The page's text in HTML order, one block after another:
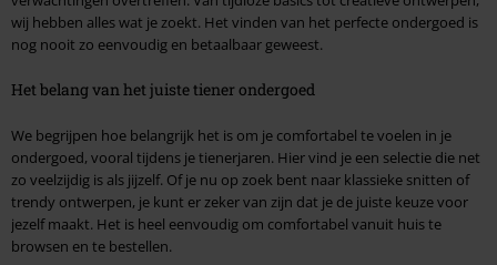
wij hebben alles wat je zoekt. Het vinden van het perfecte ondergoed is
nog nooit zo eenvoudig en betaalbaar geweest.
Het belang van het juiste tiener ondergoed
We begrijpen hoe belangrijk het is om je comfortabel te voelen in je
ondergoed, vooral tijdens je tienerjaren. Hier vind je een selectie die net
zo veelzijdig is als jijzelf. Of je nu op zoek bent naar klassieke snitten of
trendy ontwerpen, je kunt er zeker van zijn dat je de juiste keuze voor
jezelf maakt. Het is heel eenvoudig om comfortabel vanuit huis te
browsen en te bestellen.